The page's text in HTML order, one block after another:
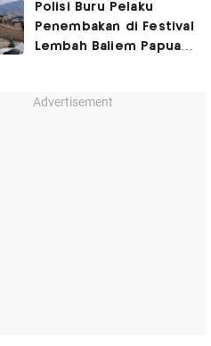
Api
Polisi Buru Pelaku
Penembakan di Festival
Lembah Baliem Papua
Advertisement